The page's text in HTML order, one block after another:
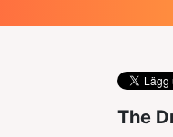
The